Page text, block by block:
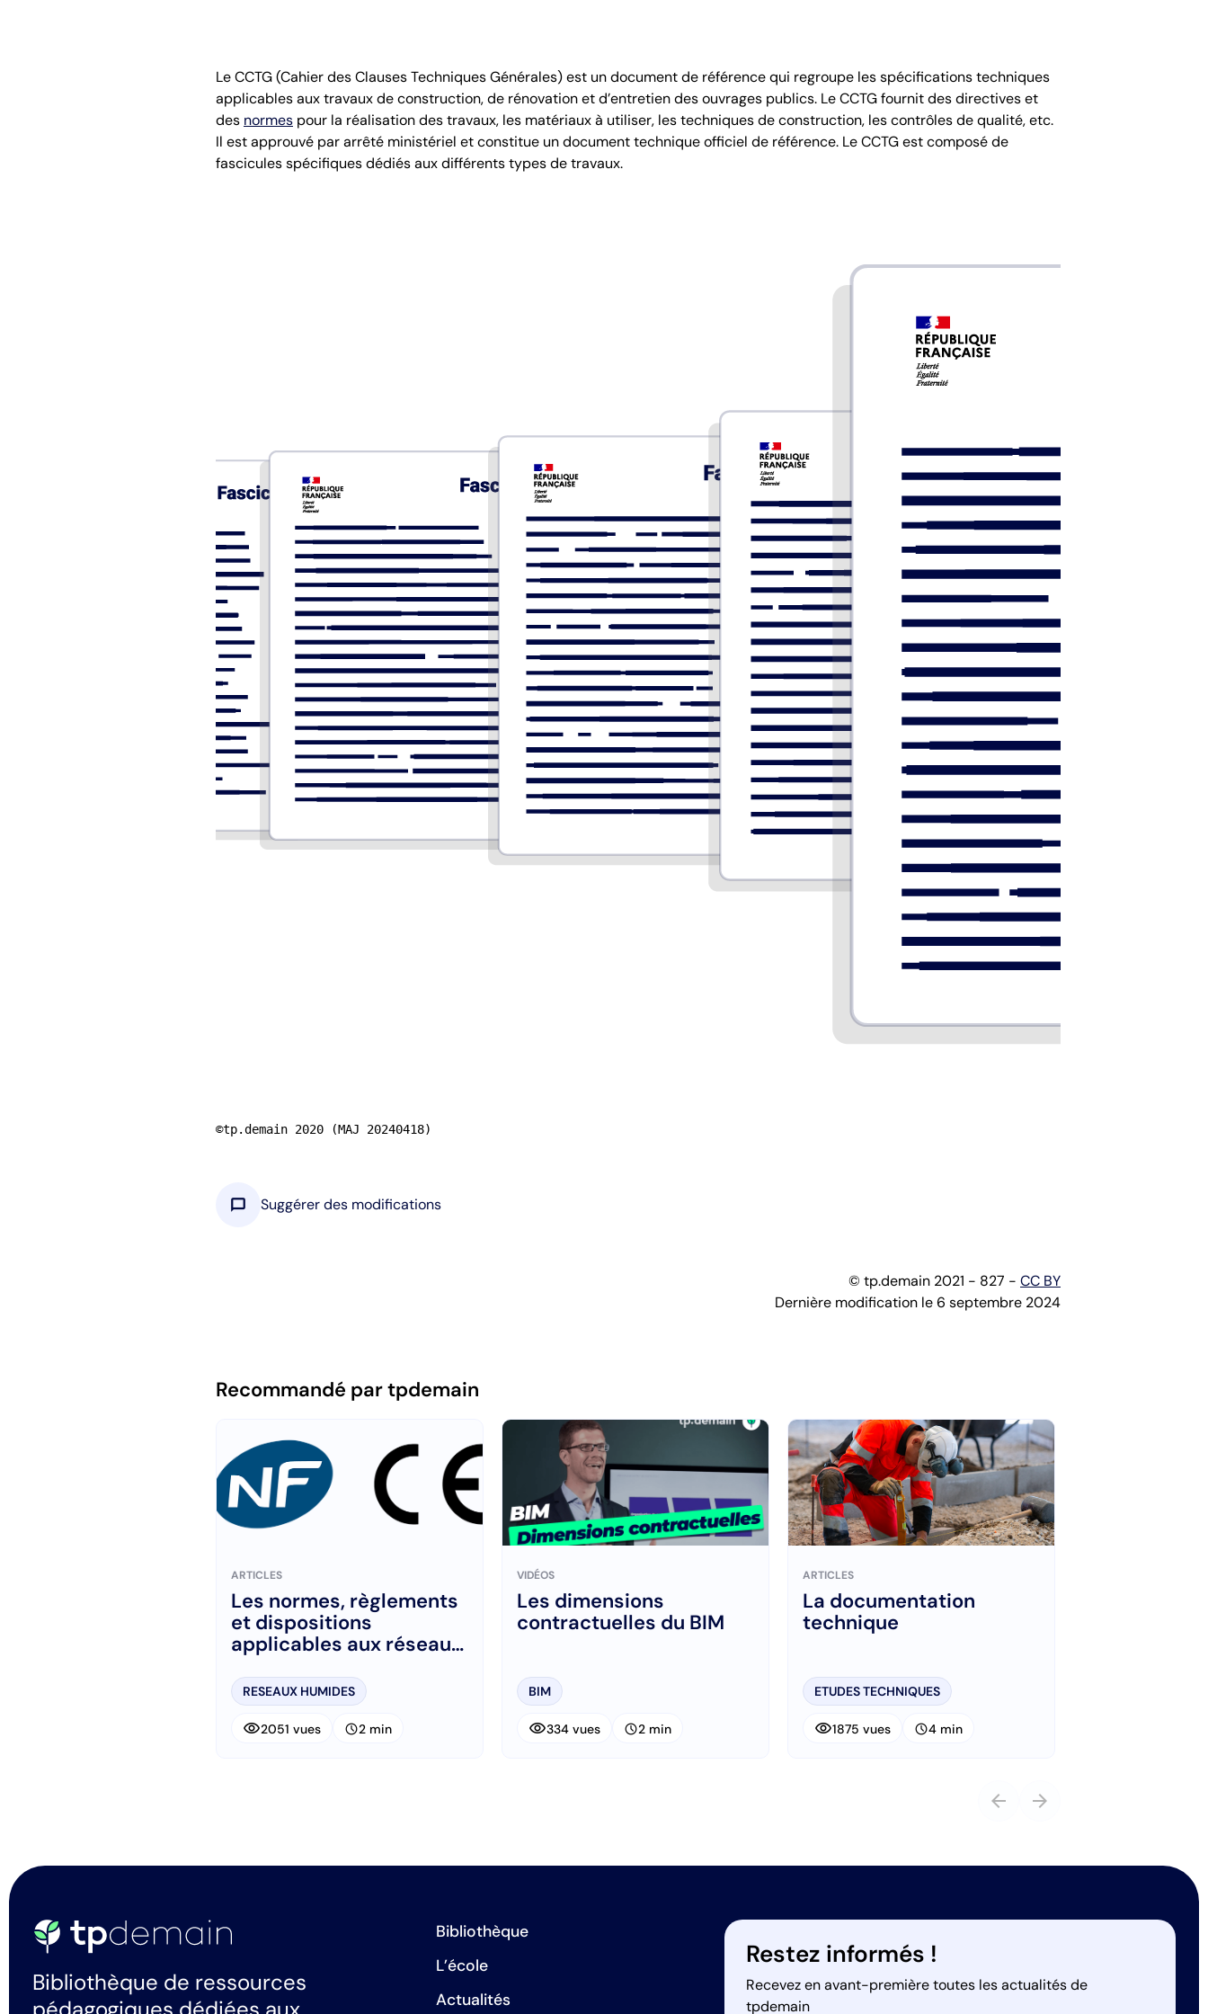
Le CCTG (Cahier des Clauses Techniques Générales) est un document de référence qui regroupe les spécifications techniques
applicables aux travaux de construction, de rénovation et d’entretien des ouvrages publics. Le CCTG fournit des directives et
des normes pour la réalisation des travaux, les matériaux à utiliser, les techniques de construction, les contrôles de qualité, etc.
Il est approuvé par arrêté ministériel et constitue un document technique officiel de référence. Le CCTG est composé de
fascicules spécifiques dédiés aux différents types de travaux.
©tp.demain 2020 (MAJ 20240418)
chat_bubble Suggérer des modifications
© tp.demain 2021 - 827 - CC BY
Dernière modification le 6 septembre 2024
Recommandé par tpdemain
ARTICLES
Les normes, règlements
et dispositions
applicables aux réseaux
RESEAUX HUMIDES
visibility2051 vues schedule2 min
VIDÉOS
Les dimensions
contractuelles du BIM
BIM
visibility334 vues schedule2 min
ARTICLES
La documentation
technique
ETUDES TECHNIQUES
visibility1875 vues schedule4 min
arrow_back arrow_forward
Bibliothèque de ressources
Bibliothèque
L’école
Actualités
Restez informés !
Recevez en avant-première toutes les actualités de
tpdemain